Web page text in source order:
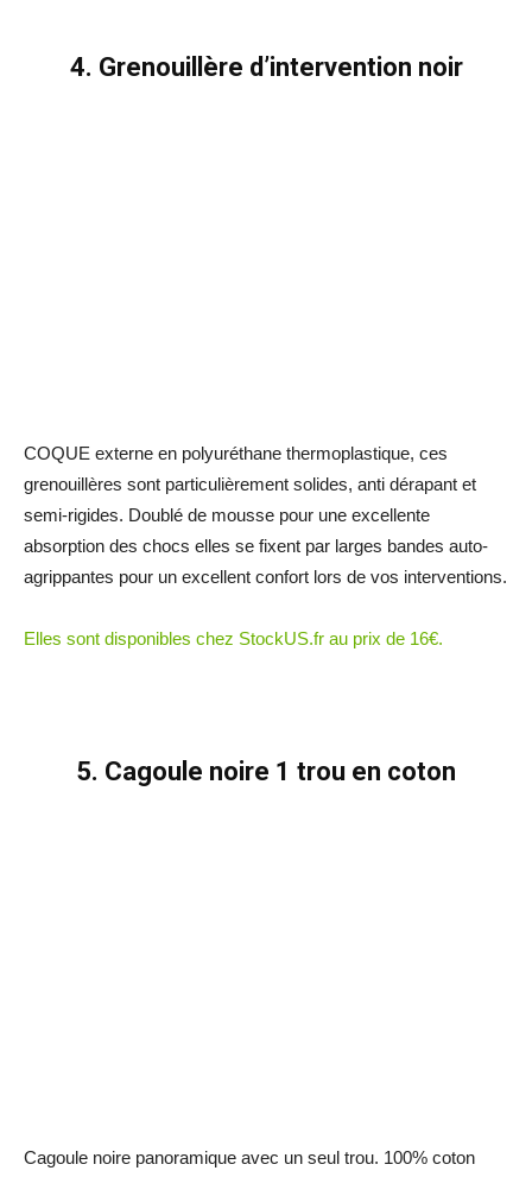
4. Grenouillère d’intervention noir
COQUE externe en polyuréthane thermoplastique, ces
grenouillères sont particulièrement solides, anti dérapant et
semi-rigides. Doublé de mousse pour une excellente
absorption des chocs elles se fixent par larges bandes auto-
agrippantes pour un excellent confort lors de vos interventions.
Elles sont disponibles chez StockUS.fr au prix de 16€.
5. Cagoule noire 1 trou en coton
Cagoule noire panoramique avec un seul trou. 100% coton